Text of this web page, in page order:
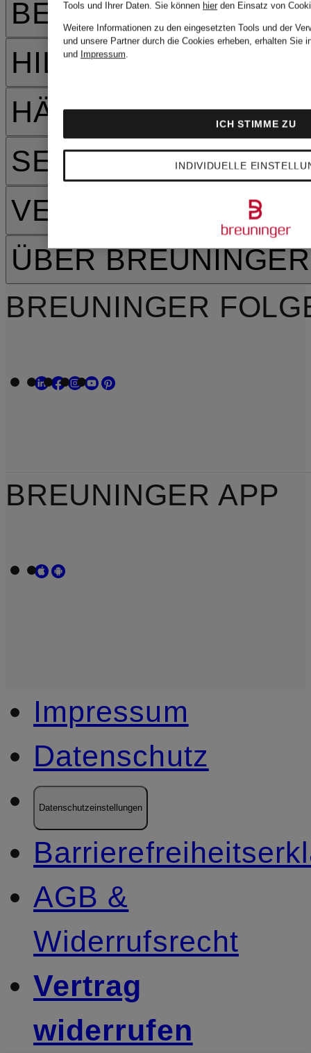
HILFE & KONTAKT
HÄUFIGE FRAGEN
SERVICE
VERSAND
BEZAHLARTEN
ÜBER BREUNINGER
BREUNINGER
BREUNINGER APP
Impressum
Datenschutz
Datenschutzeinstellungen
AGB &
Widerrufsrecht
Vertrag
widerrufen
Tools und Ihrer Daten. Sie können hier den Einsatz von
Weitere Informationen zu den eingesetzten Tools und der
und unsere Partner durch die Cookies erheben, erhalten Sie
und Impressum.
INDIVIDUELLE
ICH STIMME ZU